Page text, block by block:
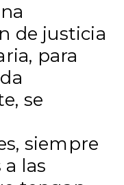
de justicia
para
se
siempre
las